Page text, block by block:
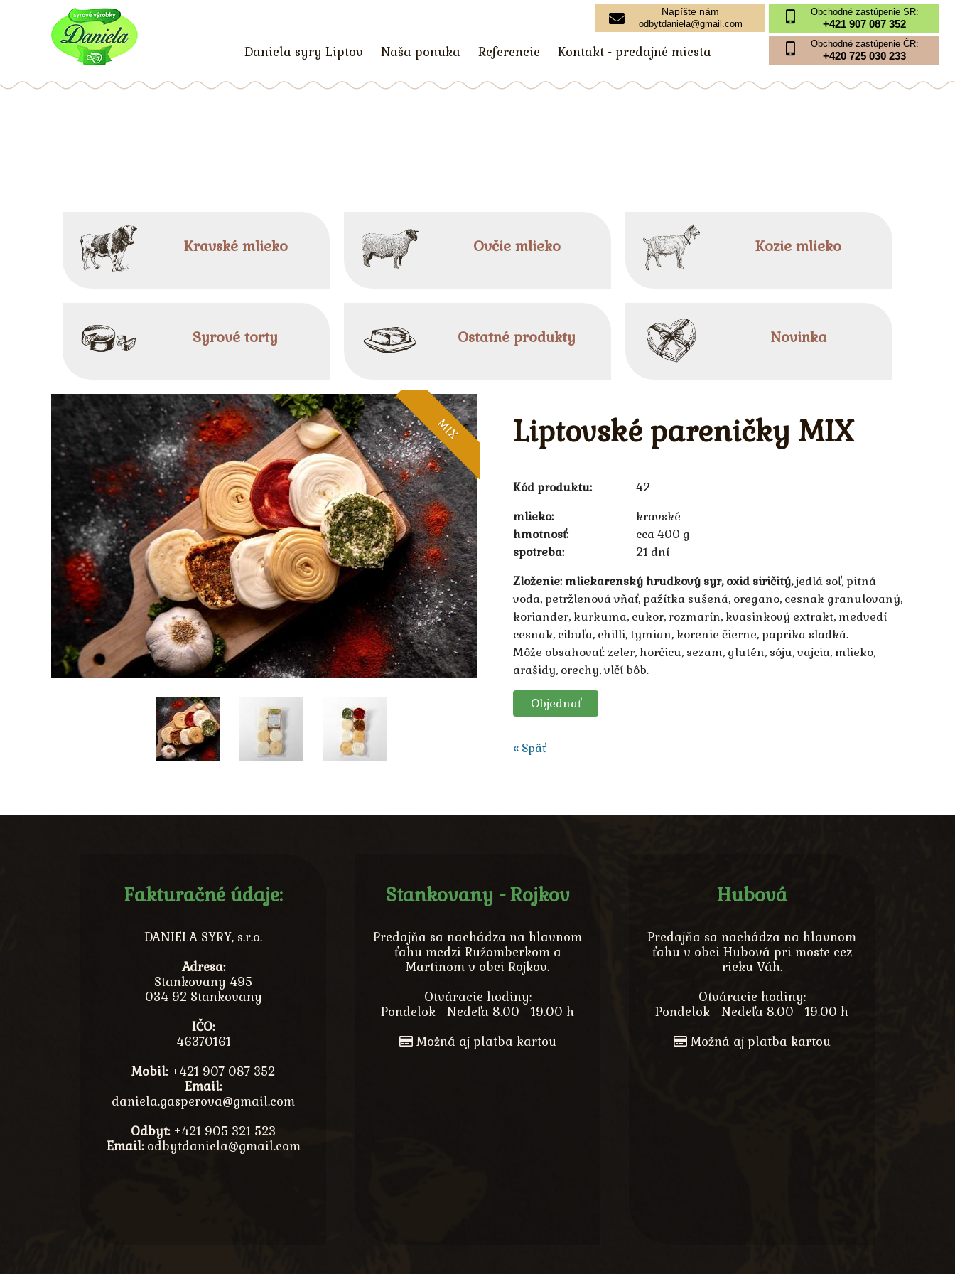
Obchodné zastúpenie SR:
+421 907 087 352
Obchodné zastúpenie ČR:
+420 725 030 233
Napíšte nám
odbytdaniela@gmail.com
Daniela syry Liptov Naša ponuka Referencie Kontakt - predajné miesta
Kravské mlieko Ovčie mlieko Kozie mlieko
Syrové torty Ostatné produkty Novinka
MIX Liptovské pareničky MIX
Kód produktu: 42
Zloženie: mliekarenský hrudkový syr, oxid siričitý,jedlá soľ, pitná
voda, petržlenová vňať, pažítka sušená, oregano, cesnak granulovaný,
koriander, kurkuma, cukor, rozmarín, kvasinkový extrakt, medvedí
cesnak, cibuľa, chilli, tymian, korenie čierne, paprika sladká.
Môže obsahovať: zeler, horčicu, sezam, glutén, sóju, vajcia, mlieko,
arašidy, orechy, vlčí bôb.
mlieko
kravské
hmotnosť
cca 400 g
spotreba
21 dní
« Späť
Objednať
Fakturačné údaje:
DANIELA SYRY, s.r.o.
Adresa:
Stankovany 495
034 92 Stankovany
IČO:
46370161
Mobil:+421 907 087 352
Email:
daniela.gasperova@gmail.com
Odbyt:+421 905 321 523
Email:odbytdaniela@gmail.com
Stankovany - Rojkov
Predajňa sa nachádza na hlavnom
ťahu medzi Ružomberkom a
Martinom v obci Rojkov.
Otváracie hodiny:
Pondelok - Nedeľa 8.00 - 19.00 h
Možná aj platba kartou
Hubová
Predajňa sa nachádza na hlavnom
ťahu v obci Hubová pri moste cez
rieku Váh.
Otváracie hodiny:
Pondelok - Nedeľa 8.00 - 19.00 h
Možná aj platba kartou